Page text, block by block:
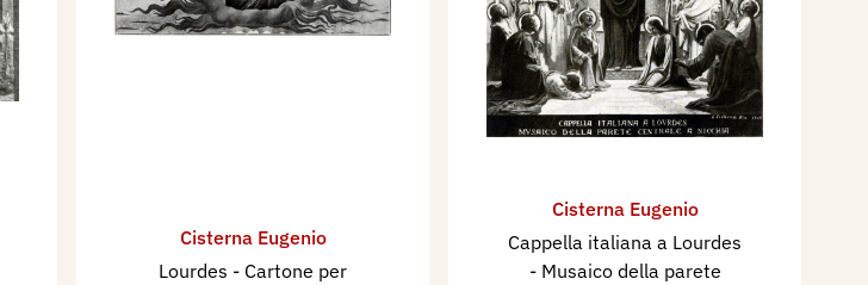
Cisterna Eugenio
Lourdes - Cartone per
Cisterna Eugenio
Cappella italiana a Lourdes
- Musaico della parete